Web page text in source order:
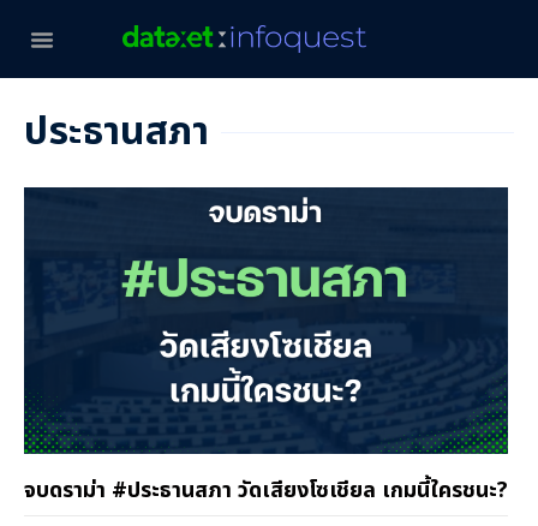
ประธานสภา
จบดราม่า #ประธานสภา วัดเสียงโซเชียล เกมนี้ใครชนะ?